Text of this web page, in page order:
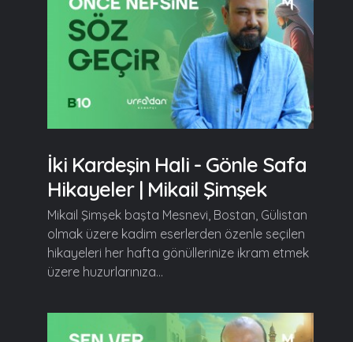
İki Kardeşin Hali - Gönle Safa
Hikayeler | Mikail Şimşek
Mikail Şimşek başta Mesnevi, Bostan, Gülistan
olmak üzere kadim eserlerden özenle seçilen
hikayeleri her hafta gönüllerinize ikram etmek
üzere huzurlarınıza...